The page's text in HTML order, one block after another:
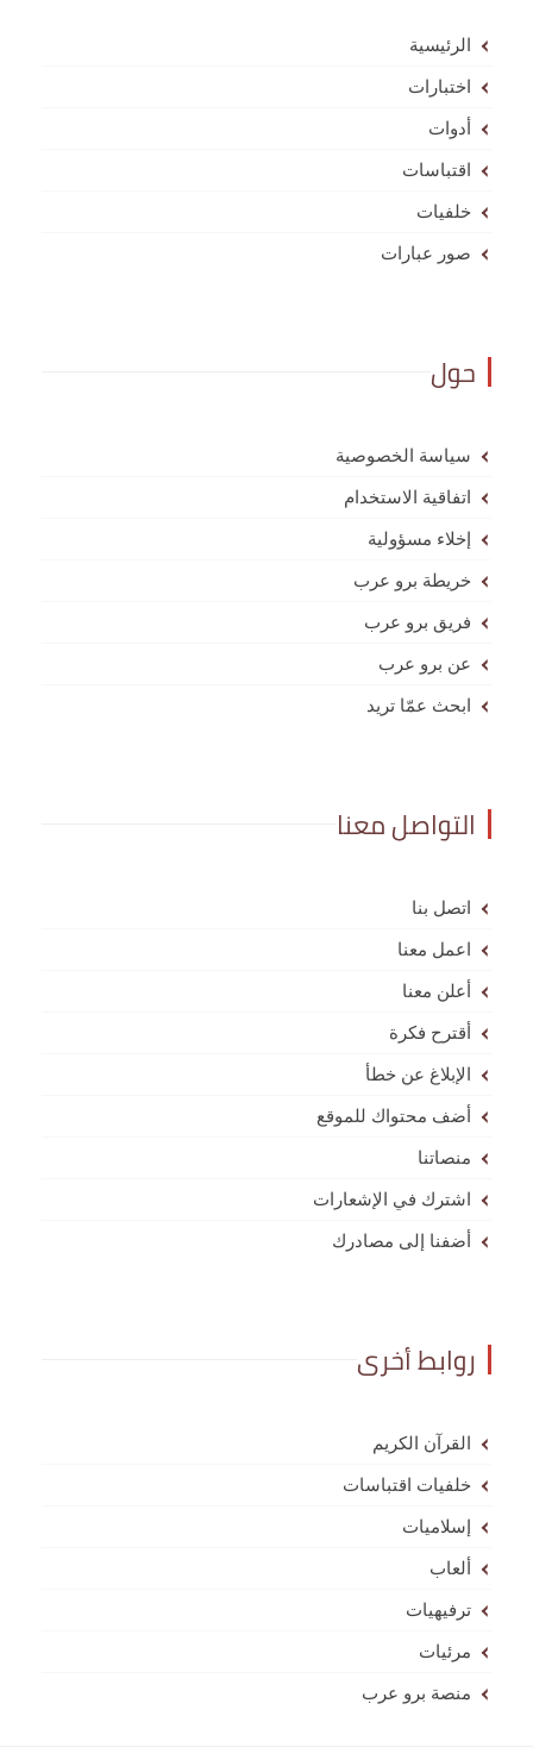
الرئيسية
اختبارات
أدوات
اقتباسات
خلفيات
صور عبارات
حول
سياسة الخصوصية
اتفاقية الاستخدام
إخلاء مسؤولية
خريطة برو عرب
فريق برو عرب
عن برو عرب
ابحث عمّا تريد
التواصل معنا
اتصل بنا
اعمل معنا
أعلن معنا
أقترح فكرة
الإبلاغ عن خطأ
أضف محتواك للموقع
منصاتنا
اشترك في الإشعارات
أضفنا إلى مصادرك
روابط أخرى
القرآن الكريم
خلفيات اقتباسات
إسلاميات
ألعاب
ترفيهيات
مرئيات
منصة برو عرب